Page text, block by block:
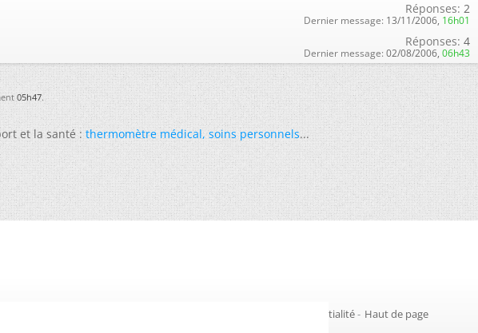
Réponses: 2
Dernier message: 13/11/2006, 16h01
Réponses: 4
Dernier message: 02/08/2006, 06h43
05h47.
et la santé :thermomètre médical,soins personnels...
Politique de confidentialité- Haut de page